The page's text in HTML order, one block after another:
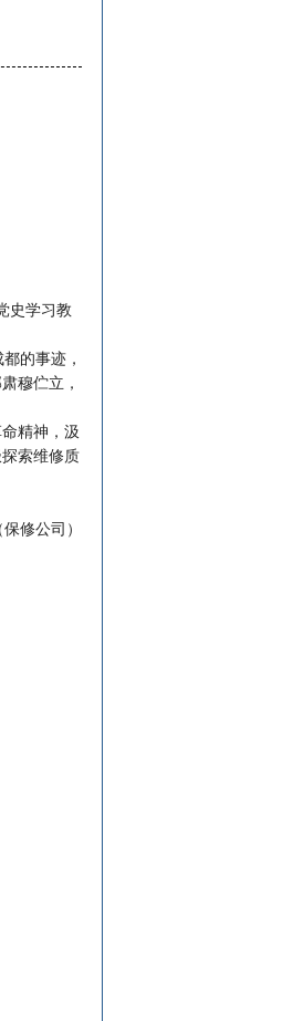
史学习教
的事迹，
穆伫立，
精神，汲
索维修质
保修公司）